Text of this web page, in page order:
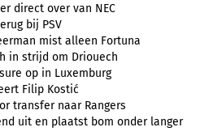
direct over van NEC
bij PSV
mist alleen Fortuna
in strijd om Driouech
op in Luxemburg
Filip Kostić
transfer naar Rangers
uit en plaatst bom onder langer